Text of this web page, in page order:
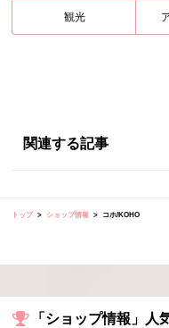
観光
関連する記事
トップ ショップ情報 コホ/KOHO
「ショップ情報」人